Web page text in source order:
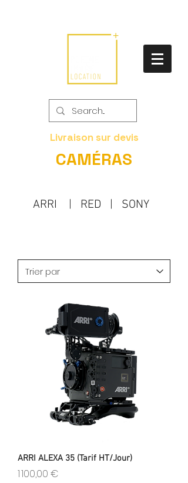
Livraison sur devis
CAMÉRAS
ARRI | RED | SONY
ARRI ALEXA 35 (Tarif HT/Jour)
Prix
1 100,00 €